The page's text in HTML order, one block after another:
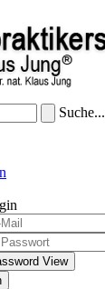
Suche...
View